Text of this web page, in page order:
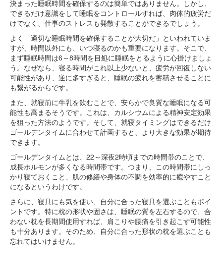
決まった睡眠時間を確保するのは簡単ではありません。しかし、
できるだけ意識をして睡眠をコントロールすれば、肉体的疲労だ
けでなく、仕事のストレスも発散することができるでしょう。
よく「適切な睡眠時間を確保することが大切だ」といわれていま
すが、時間以外にも、いつ寝るのかも重要になります。そこで、
まず睡眠時間は6～8時間を目処に睡眠をとるように心掛けましょ
う。なぜなら、寝る時間がこれ以上少ないと、疲労が回復しない
可能性があり、逆に多すぎると、睡眠の疲れを蓄積させることに
も繋がるからです。
また、就寝前に牛乳を飲むことで、安らかで良質な睡眠になる可
能性も高まるそうです。これは、カルシウムによる精神安定効果
を狙った方法のようです。そして、就寝タイミングはできるだけ
ゴールデンタイムに合わせて計画すると、より大きな効果が期待
できます。
ゴールデンタイムとは、22～深夜2時頃までの時間帯のことで、
成長ホルモンが多くなる時間帯です。つまり、この時間帯にしっ
かり寝ておくこと、肌の修繕や身体の不調を効率的に癒やすこと
になるというわけです。
さらに、寝具にも気を使い、自分に合った寝具を選ぶこともポイ
ントです。特に枕の形状や固さは、睡眠の質を左右するので、合
わない枕を長期間使用すれば、肩こりや腰痛を引き起こす可能性
も十分あります。そのため、自分に合った形状の枕を選ぶことも
忘れてはいけません。